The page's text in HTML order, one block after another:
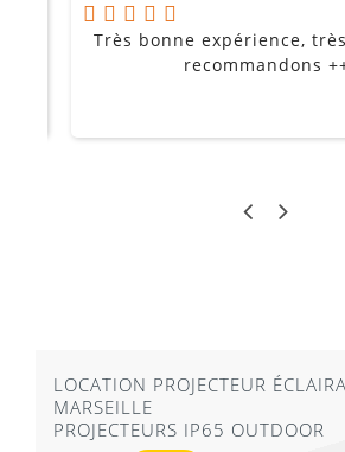
Très bonne expérience,
recommandons
LOCATION PROJECTEUR
MARSEILLE
PROJECTEURS IP65 OUTDOOR